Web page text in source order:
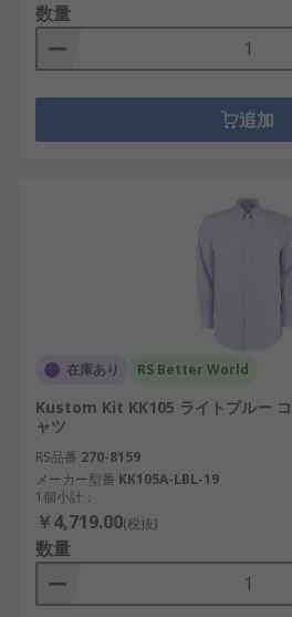
数量
追加
在庫あり RS Better World
Kustom Kit KK105 ライトブルー
ャツ
RS品番 270-8159
メーカー型番 KK105A-LBL-19
1個小計：
￥4,719.00(税抜)
数量